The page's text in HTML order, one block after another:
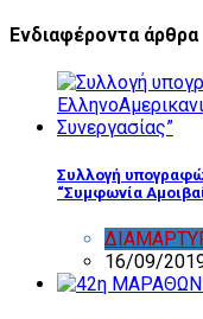
Ενδιαφέροντα άρθρα
Συλλογή
“Συμφωνία
16/09/